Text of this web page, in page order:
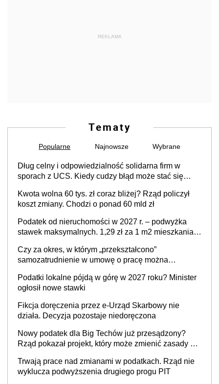
REKLAMA
Tematy
Popularne Najnowsze Wybrane
Dług celny i odpowiedzialność solidarna firm w
sporach z UCS. Kiedy cudzy błąd może stać się
Kwota wolna 60 tys. zł coraz bliżej? Rząd policzył
koszt zmiany. Chodzi o ponad 60 mld zł
Podatek od nieruchomości w 2027 r. – podwyżka
stawek maksymalnych. 1,29 zł za 1 m2 mieszkania,
prowadzeniem działalności gospodarczej
Czy za okres, w którym „przekształcono”
samozatrudnienie w umowę o pracę można
cywilnoprawnej jedynym racjonalnym wyjściem
Podatki lokalne pójdą w górę w 2027 roku? Minister
ogłosił nowe stawki
Fikcja doręczenia przez e-Urząd Skarbowy nie
działa. Decyzja pozostaje niedoręczona
Nowy podatek dla Big Techów już przesądzony?
Rząd pokazał projekt, który może zmienić zasady gry
Trwają prace nad zmianami w podatkach. Rząd nie
wyklucza podwyższenia drugiego progu PIT